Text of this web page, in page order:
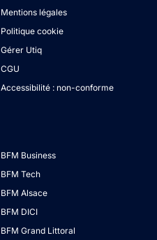
Mentions légales
Politique cookie
Gérer Utiq
CGU
Accessibilité : non-conforme
BFM Business
BFM Tech
BFM Alsace
BFM DICI
BFM Grand Littoral